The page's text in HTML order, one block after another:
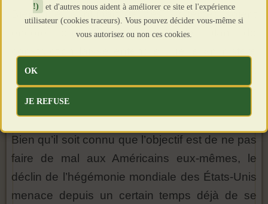
Bien que la plupart de ces systèmes soient
encore en développement, le plan de
de la Guerre» (anciennement le Pentagone) est
résolument déterminé à dominer les futurs
conflits, quel qu’en soit le prix.
Bien qu’il soit connu que l’objectif est de ne pas
faire de mal aux Américains eux-mêmes, le
déclin de l’hégémonie mondiale des États-Unis
menace depuis un certain temps déjà de se
!)
et d'autres nous aident à améliorer ce site et l'expérience
utilisateur (cookies traceurs). Vous pouvez décider vous-même si
vous autorisez ou non ces cookies.
OK
JE REFUSE